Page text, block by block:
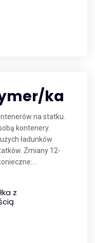
ka
na statku.
kontenery.
ładunków
Zmiany 12-
z